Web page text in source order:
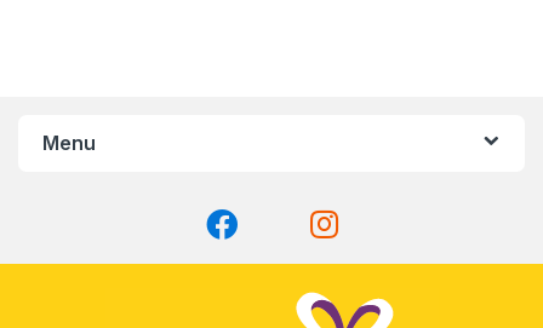
Menu